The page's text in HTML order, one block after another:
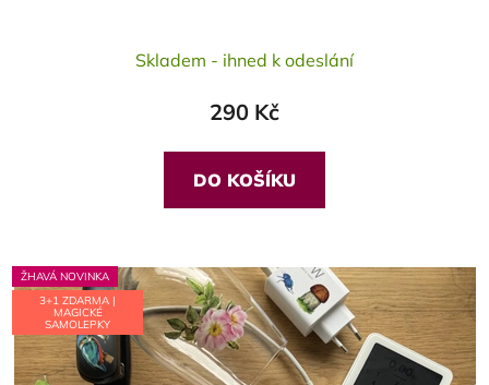
hodnocení
je
5,0
z
5
Skladem - ihned k odeslání
290 Kč
DO KOŠÍKU
ŽHAVÁ NOVINKA
3+1 ZDARMA |
MAGICKÉ
SAMOLEPKY